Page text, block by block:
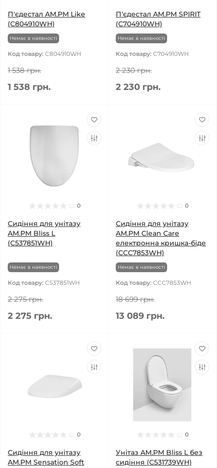
П'єдестал AM.PM Like
(C804910WH)
Немає в наявності
Код товару: C804910WH
1 538 грн.
1 538 грн.
П'єдестал AM.PM SPIRIT
(C704910WH)
Немає в наявності
Код товару: C704910WH
2 230 грн.
2 230 грн.
0
Сидіння для унітазу
AM.PM Bliss L
(C537851WH)
Немає в наявності
Код товару: C537851WH
2 275 грн.
2 275 грн.
0
Сидіння для унітазу
AM.PM Clean Care
електронна кришка-біде
(CCC7853WH)
Немає в наявності
Код товару: CCC7853WH
18 699 грн.
13 089 грн.
0
Сидіння для унітазу
AM.PM Sensation Soft
0
Унітаз AM.PM Bliss L без
сидіння (C531739WH)